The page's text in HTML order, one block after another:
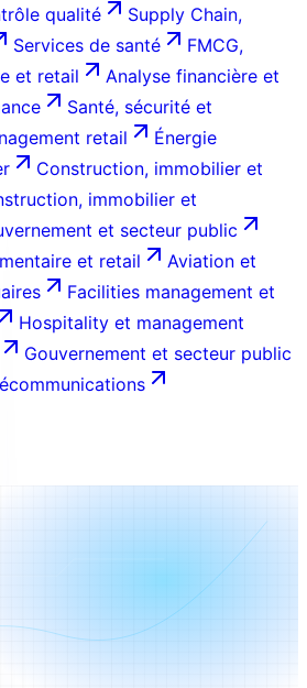
qualité
Supply Chain,
Services de santé
FMCG,
et retail
Analyse financière et
Santé, sécurité et
retail
Énergie
Construction, immobilier et
immobilier et
et secteur public
et retail
Aviation et
Facilities management et
Hospitality et management
Gouvernement et secteur public